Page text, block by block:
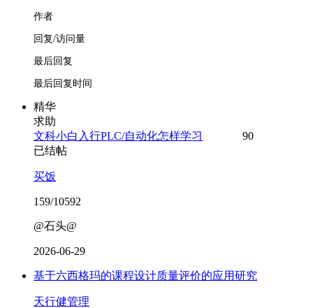
作者
回复/访问量
最后回复
最后回复时间
精华
求助
文科小白入行PLC/自动化怎样学习
90
已结帖
买饭
159/10592
@石头@
2026-06-29
基于六西格玛的课程设计质量评价的应用研究
天行健管理